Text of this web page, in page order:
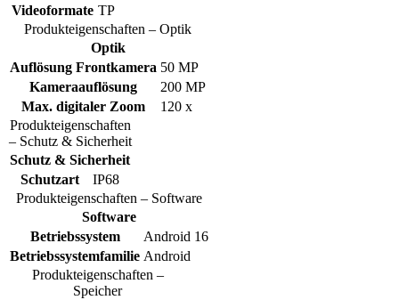
Videoformate TP
Produkteigenschaften – Optik
Optik
Auflösung Frontkamera 50 MP
Kameraauflösung
200 MP
Max. digitaler Zoom
120 x
Produkteigenschaften
– Schutz & Sicherheit
Schutz & Sicherheit
Schutzart
IP68
Produkteigenschaften – Software
Software
Betriebssystem
Android 16
Betriebssystemfamilie Android
Produkteigenschaften –
Speicher